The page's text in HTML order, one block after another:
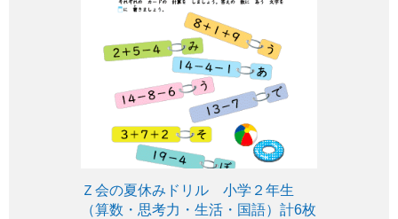
Ｚ会の夏休みドリル 小学２年生
（算数・思考力・生活・国語）計6枚